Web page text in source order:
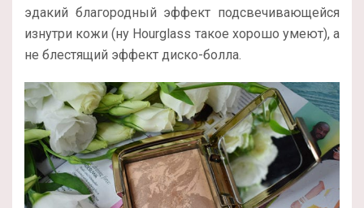
эдакий благородный эффект подсвечивающейся
изнутри кожи (ну Hourglass такое хорошо умеют), а
не блестящий эффект диско-болла.